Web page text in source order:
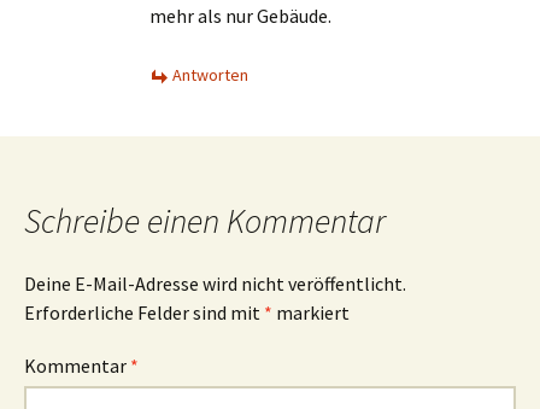
mehr als nur Gebäude.
Antworten
Schreibe einen Kommentar
Deine E-Mail-Adresse wird nicht veröffentlicht.
Erforderliche Felder sind mit * markiert
Kommentar *